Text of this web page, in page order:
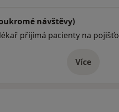
návštěvy)
přijímá pacienty na
Víceo adrese